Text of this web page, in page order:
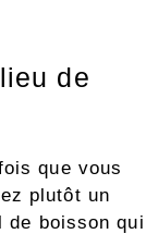
de
que vous
plutôt un
de boisson qui